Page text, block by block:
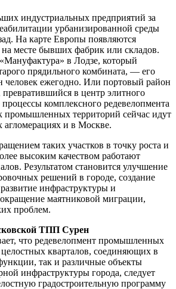
индустриальных предприятий за
урбанизированной среды
На карте Европы появляются
месте бывших фабрик или складов.
в Лодзе, который
прядильного комбината, — его
человек ежегодно. Или портовый район
в центр элитного
комплексного редевелопмента
промышленных территорий сейчас идут
агломерациях и в Москве.
таких участков в точку роста и
высоким качеством работают
Результатом становится улучшение
решений в городе, создание
инфраструктуры и
маятниковой миграции,
проблем.
ТПП Сурен
что редевелопмент промышленных
кварталов, соединяющих в
так и различные объекты
инфраструктуры города, следует
градостроительную программу